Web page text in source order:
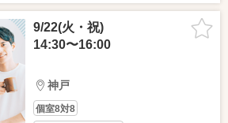
9/22(火・祝)
14:30〜16:00
神戸
個室8対8